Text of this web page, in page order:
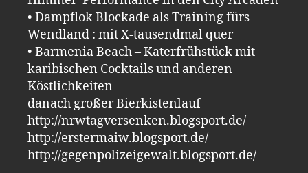
• Dampflok Blockade als Training fürs
Wendland : mit X-tausendmal quer
• Barmenia Beach – Katerfrühstück mit
karibischen Cocktails und anderen
Köstlichkeiten
danach großer Bierkistenlauf
http://nrwtagversenken.blogsport.de/
http://erstermaiw.blogsport.de/
http://gegenpolizeigewalt.blogsport.de/